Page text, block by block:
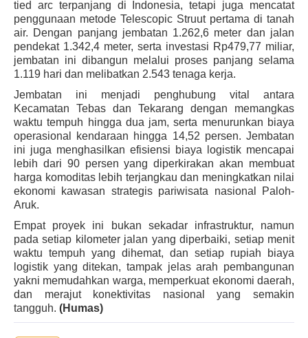
tied arcterpanjang di Indonesia, tetapi juga mencatat
penggunaan metode Telescopic Struutpertama di tanah
air. Dengan panjang jembatan 1.262,6 meter dan jalan
pendekat 1.342,4 meter, serta investasi Rp479,77 miliar,
jembatan ini dibangun melalui proses panjang selama
1.119 hari dan melibatkan 2.543 tenaga kerja.
Jembatan ini menjadi penghubung vital antara
Kecamatan Tebas dan Tekarang dengan memangkas
waktu tempuh hingga dua jam, serta menurunkan biaya
operasional kendaraan hingga 14,52 persen. Jembatan
ini juga menghasilkan efisiensi biaya logistik mencapai
lebih dari 90 persen yang diperkirakan akan membuat
harga komoditas lebih terjangkau dan meningkatkan nilai
ekonomi kawasan strategis pariwisata nasional Paloh-
Aruk.
Empat proyek ini bukan sekadar infrastruktur, namun
pada setiap kilometer jalan yang diperbaiki, setiap menit
waktu tempuh yang dihemat, dan setiap rupiah biaya
logistik yang ditekan, tampak jelas arah pembangunan
yakni memudahkan warga, memperkuat ekonomi daerah,
dan merajut konektivitas nasional yang semakin
tangguh. (Humas)